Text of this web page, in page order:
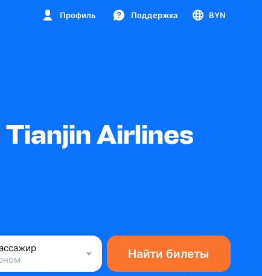
Профиль Поддержка BYN
Airlines
Найти билеты